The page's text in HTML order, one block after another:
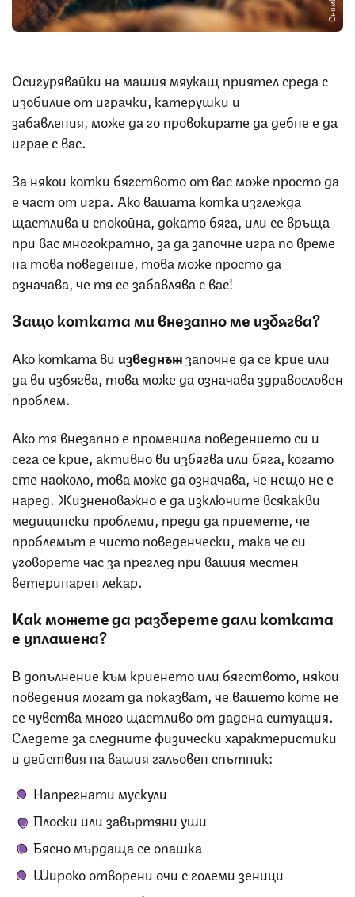
Осигурявайки на машия мяукащ приятел среда с
изобилие от играчки, катерушки и
забавления, може да го провокирате да дебне е да
играе с вас.
За някои котки бягството от вас може просто да
е част от игра. Ако вашата котка изглежда
щастлива и спокойна, докато бяга, или се връща
при вас многократно, за да започне игра по време
на това поведение, това може просто да
означава, че тя се забавлява с вас!
Защо котката ми внезапно ме избягва?
Ако котката ви изведнъжзапочне да се крие или
да ви избягва, това може да означава здравословен
проблем.
Ако тя внезапно е променила поведението си и
сега се крие, активно ви избягва или бяга, когато
сте наоколо, това може да означава, че нещо не е
наред. Жизненоважно е да изключите всякакви
медицински проблеми, преди да приемете, че
проблемът е чисто поведенчески, така че си
уговорете час за преглед при вашия местен
ветеринарен лекар.
Как можете да разберете дали котката
е уплашена?
В допълнение към криенето или бягството, някои
поведения могат да показват, че вашето коте не
се чувства много щастливо от дадена ситуация.
Следете за следните физически характеристики
и действия на вашия гальовен спътник:
Напрегнати мускули
Плоски или завъртяни уши
Бясно мърдаща се опашка
Широко отворени очи с големи зеници